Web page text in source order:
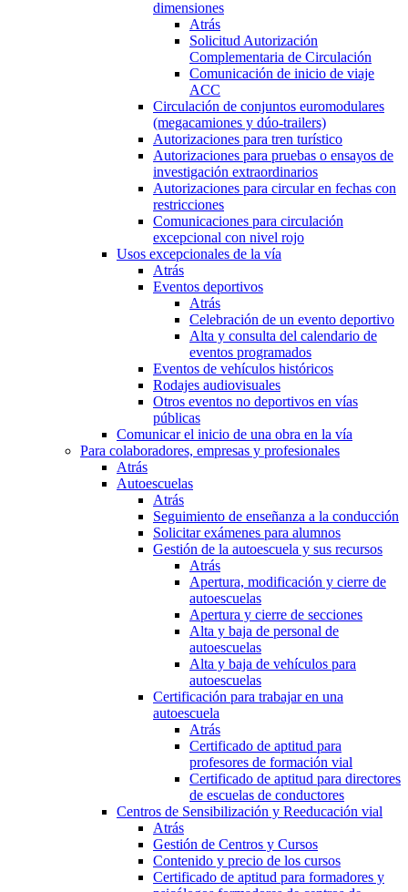
dimensiones
Atrás
Solicitud Autorización
Complementaria de Circulación
Comunicación de inicio de viaje
ACC
Circulación de conjuntos euromodulares
(megacamiones y dúo-trailers)
Autorizaciones para tren turístico
Autorizaciones para pruebas o ensayos de
investigación extraordinarios
Autorizaciones para circular en fechas con
restricciones
Comunicaciones para circulación
excepcional con nivel rojo
Usos excepcionales de la vía
Atrás
Eventos deportivos
Atrás
Celebración de un evento deportivo
Alta y consulta del calendario de
eventos programados
Eventos de vehículos históricos
Rodajes audiovisuales
Otros eventos no deportivos en vías
públicas
Comunicar el inicio de una obra en la vía
Para colaboradores, empresas y profesionales
Atrás
Autoescuelas
Atrás
Seguimiento de enseñanza a la conducción
Solicitar exámenes para alumnos
Gestión de la autoescuela y sus recursos
Atrás
Apertura, modificación y cierre de
autoescuelas
Apertura y cierre de secciones
Alta y baja de personal de
autoescuelas
Alta y baja de vehículos para
autoescuelas
Certificación para trabajar en una
autoescuela
Atrás
Certificado de aptitud para
profesores de formación vial
Certificado de aptitud para directores
de escuelas de conductores
Centros de Sensibilización y Reeducación vial
Atrás
Gestión de Centros y Cursos
Contenido y precio de los cursos
Certificado de aptitud para formadores y